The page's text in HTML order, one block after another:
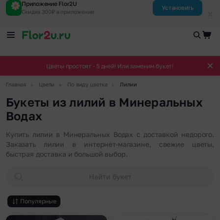
Приложение Flor2U
Скидка 300₽ в приложении
Установить
Цветы простоят - 5 дней! Или заменим букет!
Главная Цветы По виду цветка Лилии
Букеты из лилий в Минеральных
Водах
Купить лилии в Минеральных Водах с доставкой недорого.
Заказать лилии в интернет-магазине, свежие цветы,
быстрая доставка и большой выбор.
Найти букет
Популярные